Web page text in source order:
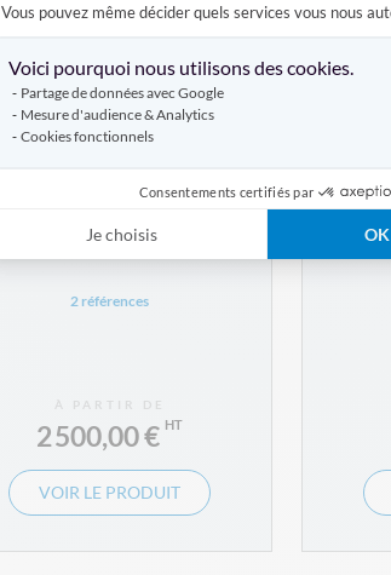
Vous pouvez même décider quels services vous nous
Voici pourquoi nous utilisons des cookies.
Partage de données avec Google
Mesure d'audience & Analytics
Cookies fonctionnels
Consentements certifiés par
Je choisis
Totem Digital Titan
2 références
À PARTIR DE
2 500,00 €
VOIR LE PRODUIT